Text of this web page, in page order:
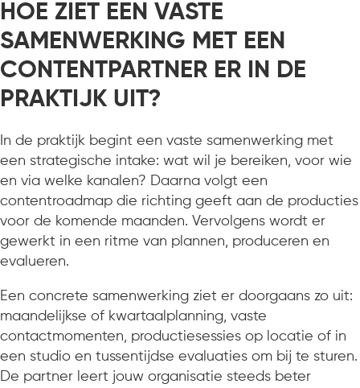
HOE ZIET EEN VASTE
SAMENWERKING MET EEN
CONTENTPARTNER ER IN DE
PRAKTIJK UIT?
In de praktijk begint een vaste samenwerking met
een strategische intake: wat wil je bereiken, voor wie
en via welke kanalen? Daarna volgt een
contentroadmap die richting geeft aan de producties
voor de komende maanden. Vervolgens wordt er
gewerkt in een ritme van plannen, produceren en
evalueren.
Een concrete samenwerking ziet er doorgaans zo uit:
maandelijkse of kwartaalplanning, vaste
contactmomenten, productiesessies op locatie of in
een studio en tussentijdse evaluaties om bij te sturen.
De partner leert jouw organisatie steeds beter